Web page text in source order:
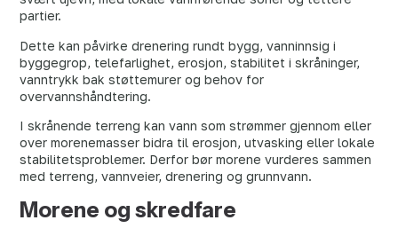
partier.
Dette kan påvirke drenering rundt bygg, vanninnsig i
byggegrop, telefarlighet, erosjon, stabilitet i skråninger,
vanntrykk bak støttemurer og behov for
overvannshåndtering.
I skrånende terreng kan vann som strømmer gjennom eller
over morenemasser bidra til erosjon, utvasking eller lokale
stabilitetsproblemer. Derfor bør morene vurderes sammen
med terreng, vannveier, drenering og grunnvann.
Morene og skredfare